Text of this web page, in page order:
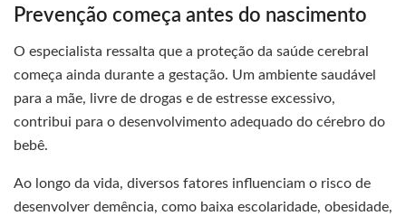
Prevenção começa antes do nascimento
O especialista ressalta que a proteção da saúde cerebral
começa ainda durante a gestação. Um ambiente saudável
para a mãe, livre de drogas e de estresse excessivo,
contribui para o desenvolvimento adequado do cérebro do
bebê.
Ao longo da vida, diversos fatores influenciam o risco de
desenvolver demência, como baixa escolaridade, obesidade,